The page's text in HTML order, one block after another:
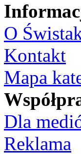
O
Kontakt
Mapa
Dla
Reklama